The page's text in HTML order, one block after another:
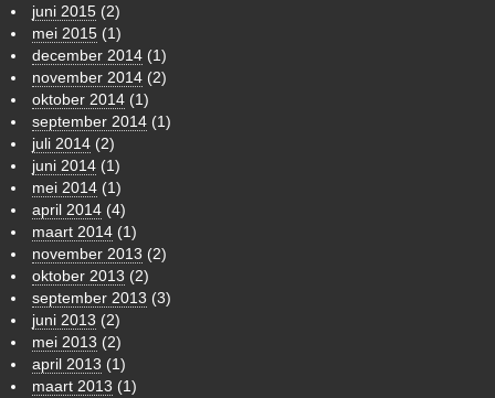
juni 2015 (2)
mei 2015 (1)
december 2014 (1)
november 2014 (2)
oktober 2014 (1)
september 2014 (1)
juli 2014 (2)
juni 2014 (1)
mei 2014 (1)
april 2014 (4)
maart 2014 (1)
november 2013 (2)
oktober 2013 (2)
september 2013 (3)
juni 2013 (2)
mei 2013 (2)
april 2013 (1)
maart 2013 (1)